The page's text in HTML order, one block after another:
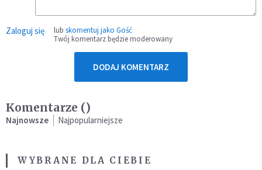
Zaloguj się lub skomentuj jako Gość
Twój komentarz będzie moderowany
DODAJ KOMENTARZ
Komentarze ()
Najnowsze Najpopularniejsze
WYBRANE DLA CIEBIE